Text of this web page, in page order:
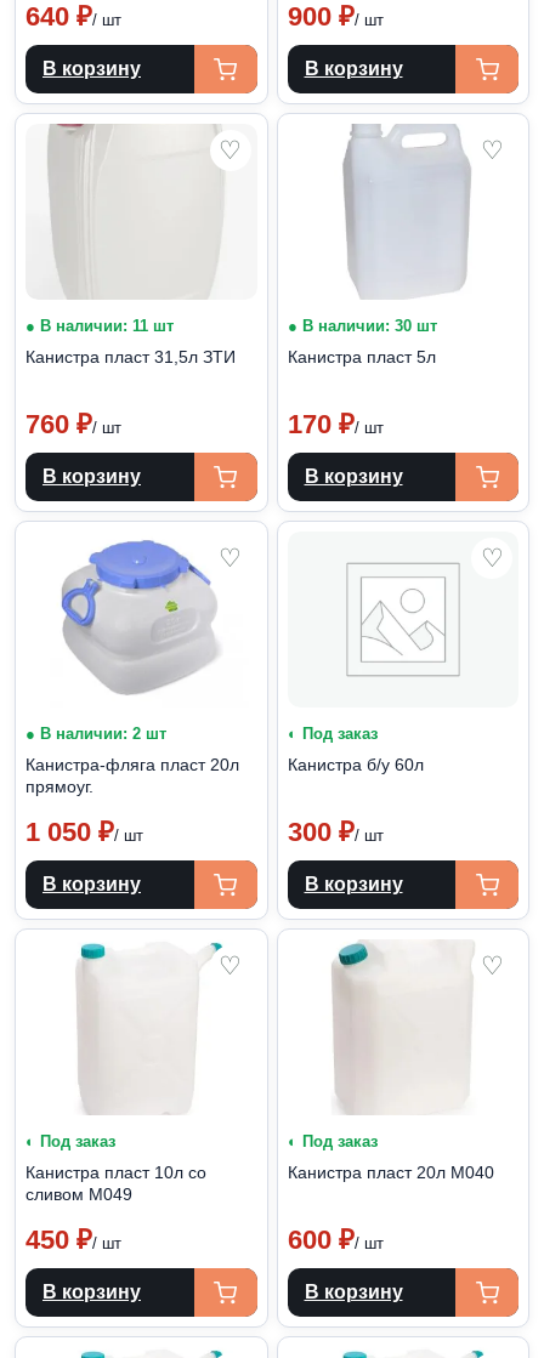
640 ₽/ шт
В корзину
900 ₽/ шт
В корзину
♡
● В наличии: 11 шт
Канистра пласт 31,5л ЗТИ
760 ₽/ шт
В корзину
♡
● В наличии: 30 шт
Канистра пласт 5л
170 ₽/ шт
В корзину
♡
● В наличии: 2 шт
Канистра-фляга пласт 20л
прямоуг.
1 050 ₽/ шт
В корзину
♡
◐ Под заказ
Канистра б/у 60л
300 ₽/ шт
В корзину
♡
◐ Под заказ
Канистра пласт 10л со
сливом М049
450 ₽/ шт
В корзину
♡
◐ Под заказ
Канистра пласт 20л М040
600 ₽/ шт
В корзину